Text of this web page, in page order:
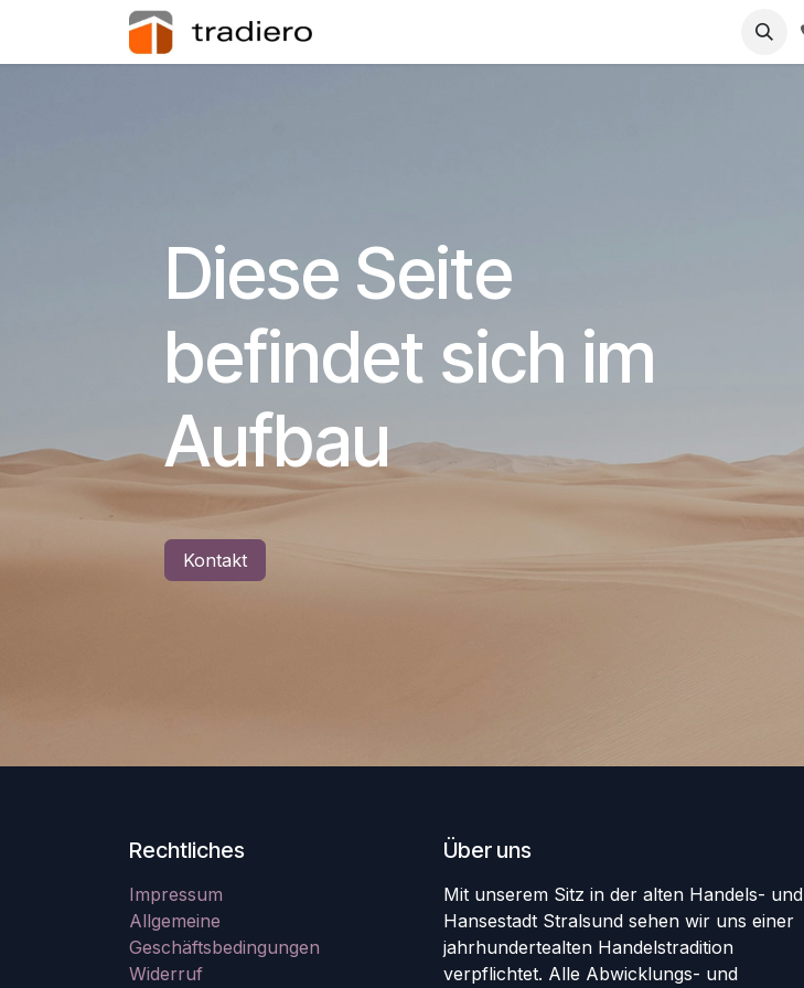
Zum Inhalt springen
Diese Seite
befindet sich im
Aufbau
Kontakt
Rechtliches
Impressum
Allgemeine
Geschäftsbedingungen
Widerruf
Über uns
Mit unserem Sitz in der alten Handels- und
Hansestadt Stralsund sehen wir uns einer
jahrhundertealten Handelstradition
verpflichtet. Alle Abwicklungs- und